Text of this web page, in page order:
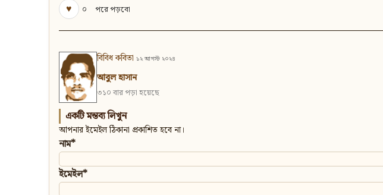
♥
০ পরে পড়বো
বিবিধ কবিতা ১২ আগস্ট ২০২৪
আবুল হাসান
৩১০ বার পড়া হয়েছে
একটি মন্তব্য লিখুন
আপনার ইমেইল ঠিকানা প্রকাশিত হবে না।
নাম*
ইমেইল*